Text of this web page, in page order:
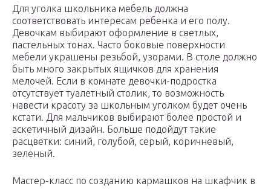
Для уголка школьника мебель должна
соответствовать интересам ребенка и его полу.
Девочкам выбирают оформление в светлых,
пастельных тонах. Часто боковые поверхности
мебели украшены резьбой, узорами. В столе должно
быть много закрытых ящичков для хранения
мелочей. Если в комнате девочки-подростка
отсутствует туалетный столик, то возможность
навести красоту за школьным уголком будет очень
кстати. Для мальчиков выбирают более простой и
аскетичный дизайн. Больше подойдут такие
расцветки: синий, голубой, серый, коричневый,
зеленый.
Мастер-класс по созданию кармашков на шкафчик в